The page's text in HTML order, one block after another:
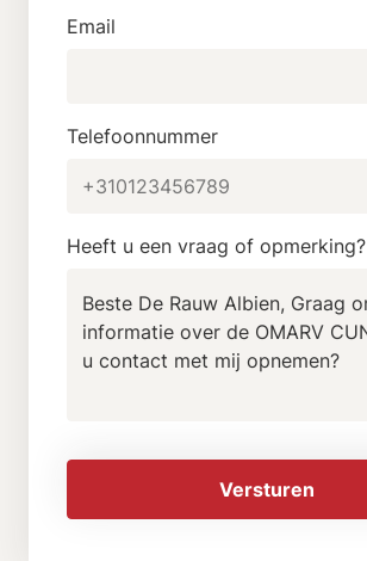
Email
Telefoonnummer
Heeft u een vraag of opmerking?
Versturen